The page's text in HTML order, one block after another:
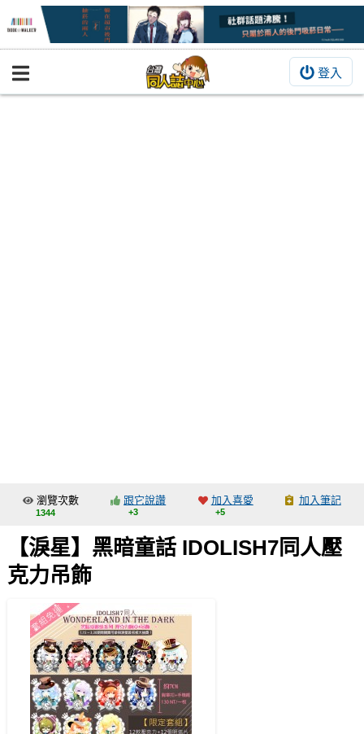
登入
BOOKY書集倉庫
交流中心
攤位轉讓區
會員功能選單
註冊會員
登入
瀏覽次數
1344
跟它說讚
+3
加入喜愛
+5
加入筆記
【淚星】黑暗童話 IDOLISH7同人壓
克力吊飾